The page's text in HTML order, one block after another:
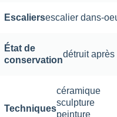
Escaliersescalier dans-
État de
conservation
détruit
Techniques
céramique
sculpture
peinture